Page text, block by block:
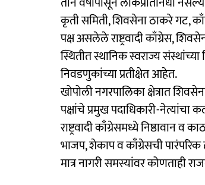
कृती समिती, शिवसेना ठाकरे गट,
पक्ष असलेले राष्ट्रवादी काँग्रेस,
स्थितीत स्थानिक स्वराज्य
निवडणुकांच्या प्रतीक्षेत आहेत.
खोपोली नगरपालिका क्षेत्रात
पक्षांचे प्रमुख पदाधिकारी-
राष्ट्रवादी काँग्रेसमध्ये निष्ठावान
भाजप, शेकाप व काँग्रेसची
मात्र नागरी समस्यांवर कोणताही